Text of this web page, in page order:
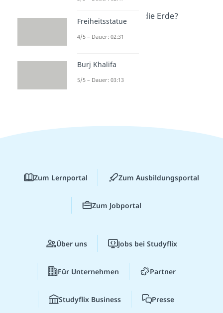
Wie schnell dreht sich die Erde?
Dauer: 03:40
Zeitzonen der Erde
Dauer: 03:39
Freiheitsstatue
4/5 – Dauer: 02:31
Burj Khalifa
5/5 – Dauer: 03:13
Zum Lernportal Zum Ausbildungsportal
Zum Jobportal
Über uns Jobs bei Studyflix
Für Unternehmen Partner
Studyflix Business Presse